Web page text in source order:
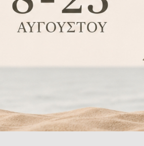
–
Αναμνηστικές
Milestones